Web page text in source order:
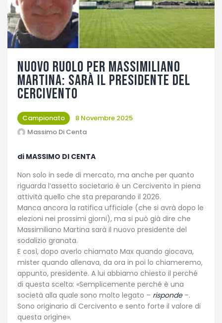
Nuovo ruolo per Massimiliano
Martina: sarà il presidente del
Cercivento
Campionato
8 Novembre 2025
Massimo Di Centa
di MASSIMO DI CENTA
Non solo in sede di mercato, ma anche per quanto
riguarda l’assetto societario è un Cercivento in piena
attività quello che sta preparando il 2026.
Manca ancora la ratifica ufficiale (che si avrà dopo le
elezioni nei prossimi giorni), ma si può già dire che
Massimiliano Martina sarà il nuovo presidente del
sodalizio granata.
E così, dopo averlo chiamato Max quando giocava,
mister quando allenava, da ora in poi lo chiameremo,
appunto, presidente. A lui abbiamo chiesto il perché
di questa scelta: «Semplicemente perché è una
società alla quale sono molto legato – risponde–.
Sono originario di Cercivento e sento forte il valore di
questa origine».